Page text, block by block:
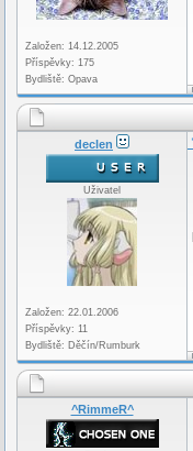
Založen: 14.12.2005
Příspěvky: 175
Bydliště: Opava
declen
Uživatel
Založen: 22.01.2006
Příspěvky: 11
Bydliště: Děčín/Rumburk
^RimmeR^